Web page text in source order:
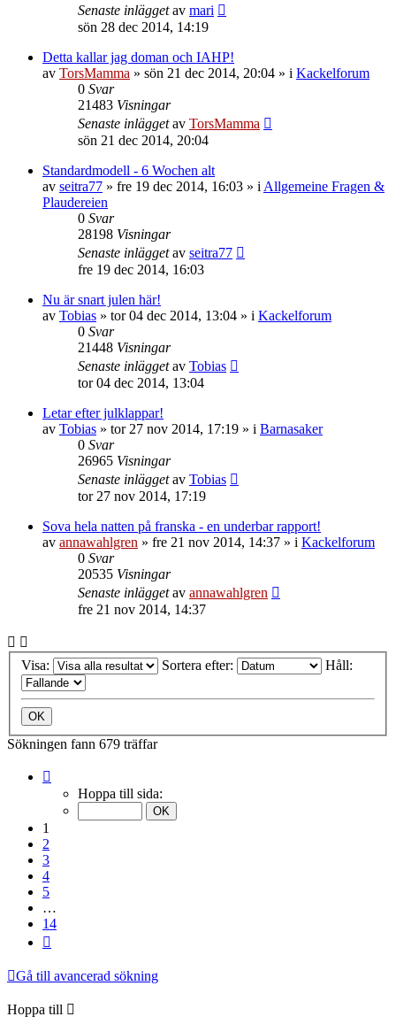
Senaste inläggetav mari
sön 28 dec 2014, 14:19
Detta kallar jag doman och IAHP!
av TorsMamma » sön 21 dec 2014, 20:04 » i Kackelforum
0 Svar
21483 Visningar
Senaste inläggetav TorsMamma
sön 21 dec 2014, 20:04
Standardmodell - 6 Wochen alt
av seitra77 » fre 19 dec 2014, 16:03 » i Allgemeine Fragen &
Plaudereien
0 Svar
28198 Visningar
Senaste inläggetav seitra77
fre 19 dec 2014, 16:03
Nu är snart julen här!
av Tobias » tor 04 dec 2014, 13:04 » i Kackelforum
0 Svar
21448 Visningar
Senaste inläggetav Tobias
tor 04 dec 2014, 13:04
Letar efter julklappar!
av Tobias » tor 27 nov 2014, 17:19 » i Barnasaker
0 Svar
26965 Visningar
Senaste inläggetav Tobias
tor 27 nov 2014, 17:19
Sova hela natten på franska - en underbar rapport!
av annawahlgren » fre 21 nov 2014, 14:37 » i Kackelforum
0 Svar
20535 Visningar
Senaste inläggetav annawahlgren
fre 21 nov 2014, 14:37
Visa: Sortera efter: Håll:
Sökningen fann 679 träffar
Hoppa till sida:
1
2
3
4
5
…
14
Gå till avancerad sökning
Hoppa till